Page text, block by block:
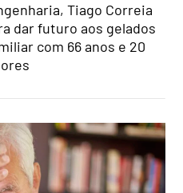
Tiago Correia
dar futuro aos gelados
com 66 anos e 20